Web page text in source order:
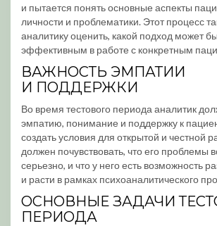
и пытается понять основные аспекты
личности и проблематики. Этот процесс
аналитику оценить, какой подход может
эффективным в работе с конкретным
ВАЖНОСТЬ ЭМПАТИИ
И ПОДДЕРЖКИ
Во время тестового периода аналитик
эмпатию, понимание и поддержку к
создать условия для открытой и честной
должен почувствовать, что его проблемы
серьезно, и что у него есть возможность
и расти в рамках психоаналитического
ОСНОВНЫЕ ЗАДАЧИ
ПЕРИОДА